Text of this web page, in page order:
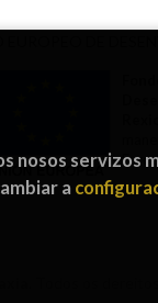
servizos
a